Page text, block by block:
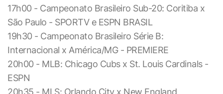
17h00 - Campeonato Brasileiro Sub-20: Coritiba x
São Paulo - SPORTV e ESPN BRASIL
19h30 - Campeonato Brasileiro Série B:
Internacional x América/MG - PREMIERE
20h00 - MLB: Chicago Cubs x St. Louis Cardinals -
ESPN
20h35 - MLS: Orlando City x New England